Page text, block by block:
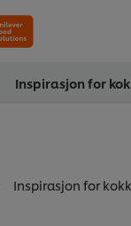
Inspirasjon for
Inspirasjon for